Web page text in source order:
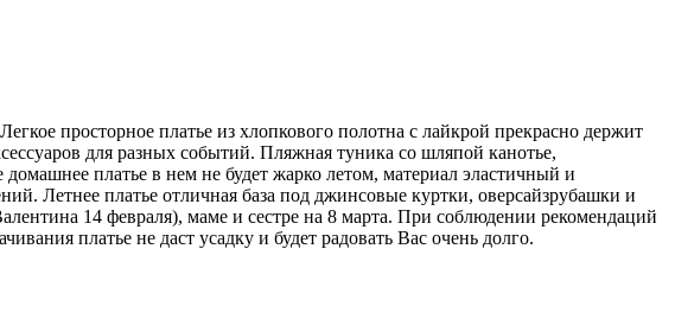
просторное платье из хлопкового полотна с лайкрой прекрасно держит
для разных событий. Пляжная туника со шляпой канотье,
платье в нем не будет жарко летом, материал эластичный и
Летнее платье отличная база под джинсовые куртки, оверсайзрубашки и
14 февраля), маме и сестре на 8 марта. При соблюдении рекомендаций
платье не даст усадку и будет радовать Вас очень долго.